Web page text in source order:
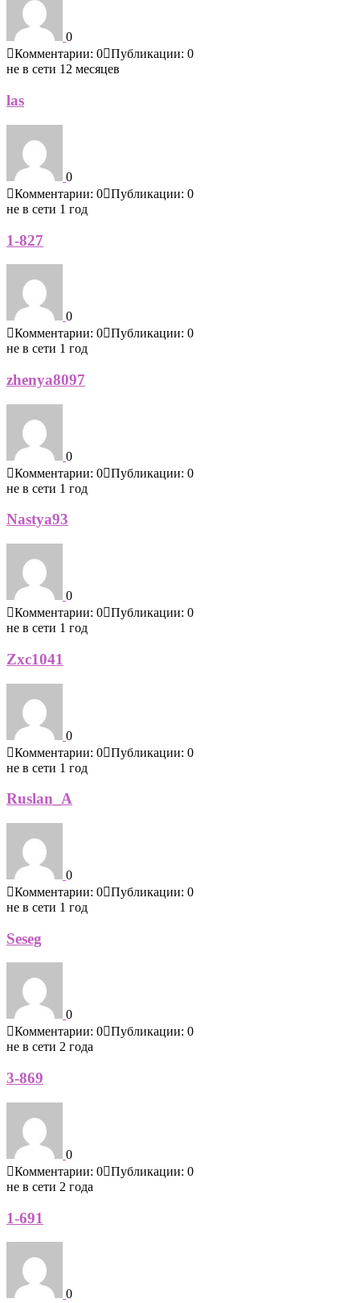
0
Комментарии: 0 Публикации: 0
не в сети 12 месяцев
las
0
Комментарии: 0 Публикации: 0
не в сети 1 год
1-827
0
Комментарии: 0 Публикации: 0
не в сети 1 год
zhenya8097
0
Комментарии: 0 Публикации: 0
не в сети 1 год
Nastya93
0
Комментарии: 0 Публикации: 0
не в сети 1 год
Zxc1041
0
Комментарии: 0 Публикации: 0
не в сети 1 год
Ruslan_A
0
Комментарии: 0 Публикации: 0
не в сети 1 год
Seseg
0
Комментарии: 0 Публикации: 0
не в сети 2 года
3-869
0
Комментарии: 0 Публикации: 0
не в сети 2 года
1-691
0